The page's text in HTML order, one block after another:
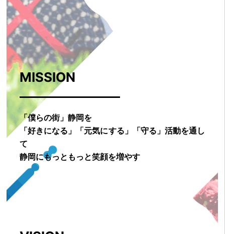
MISSION
「僕らの街」静岡を
「好きになる」「元気にする」「守る」活動を通し
て
静岡にもっともっと笑顔を増やす